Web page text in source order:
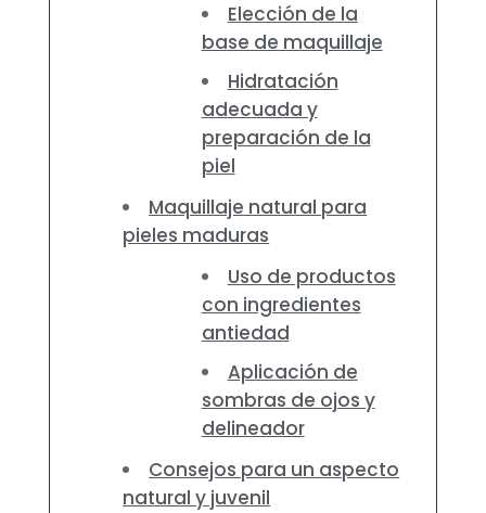
Elección de la
base de maquillaje
Hidratación
adecuada y
preparación de la
piel
Maquillaje natural para
pieles maduras
Uso de productos
con ingredientes
antiedad
Aplicación de
sombras de ojos y
delineador
Consejos para un aspecto
natural y juvenil